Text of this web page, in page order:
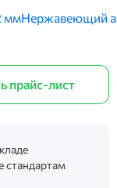
ммНержавеющий
прайс-лист
стандартам